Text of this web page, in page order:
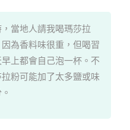
當地人請我喝瑪莎拉
為香料味很重，但喝習
上都會自己泡一杯。不
粉可能加了太多鹽或味